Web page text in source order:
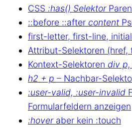
CSS :has() Selektor
::before ::after content
first-letter, first-line,
Attribut-Selektoren
Kontext-Selektoren div
h2 + p – Nachbar-
:user-valid, :user-invalid
Formularfeldern anzeigen
:hoveraber kein :touch